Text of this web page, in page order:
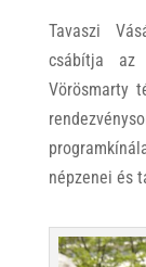
Tavaszi
csábítja az
Vörösmarty
népzenei és